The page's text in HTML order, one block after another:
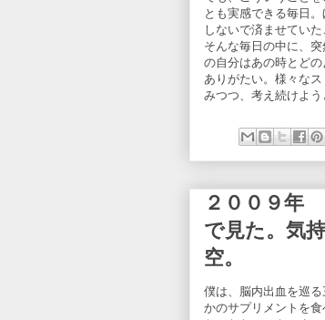
とも実感できる毎日
しないで済ませていた
そんな毎日の中に、
の自分はあの時とど
ありがたい。様々な
みつつ、考え続けよう
２００９年
で見た。気
空。
僕は、脳内出血を巡
かのサプリメントを